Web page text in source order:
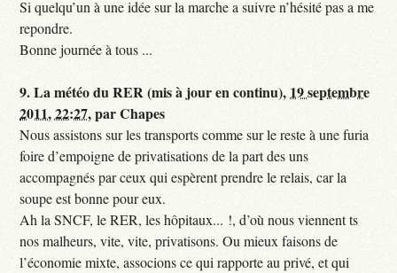
Si quelqu’un à une idée sur la marche a suivre n’hésité pas a me
repondre.
Bonne journée à tous ...
9.La météo du RER (mis à jour en continu), 19 septembre
2011, 22:27,parChapes
Nous assistons sur les transports comme sur le reste à une furia
foire d’empoigne de privatisations de la part des uns
accompagnés par ceux qui espèrent prendre le relais, car la
soupe est bonne pour eux.
Ah la SNCF, le RER, les hôpitaux... !, d’où nous viennent ts
nos malheurs, vite, vite, privatisons. Ou mieux faisons de
l’économie mixte, associons ce qui rapporte au privé, et qui